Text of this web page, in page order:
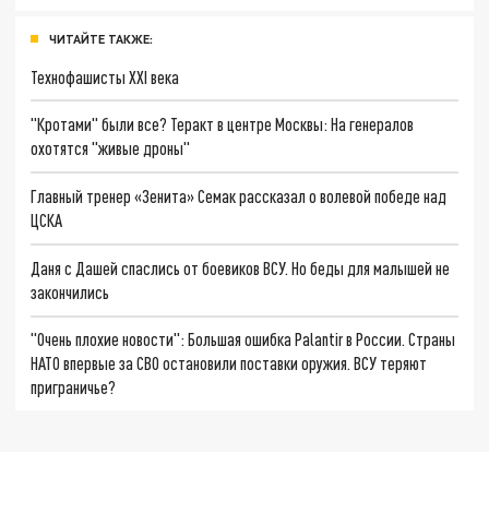
ЧИТАЙТЕ ТАКЖЕ:
Технофашисты XXI века
"Кротами" были все? Теракт в центре Москвы: На генералов
охотятся "живые дроны"
Главный тренер «Зенита» Семак рассказал о волевой победе над
ЦСКА
Даня с Дашей спаслись от боевиков ВСУ. Но беды для малышей не
закончились
"Очень плохие новости": Большая ошибка Palantir в России. Страны
НАТО впервые за СВО остановили поставки оружия. ВСУ теряют
приграничье?